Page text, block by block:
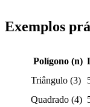
Exemplos
Polígono (n)
Triângulo (3)
Quadrado (4)